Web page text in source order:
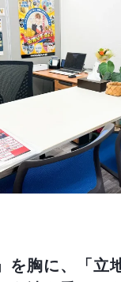
を胸に、「立